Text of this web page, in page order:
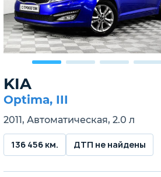
KIA
Optima, III
2011, Автоматическая, 2.0 л
136 456 км. ДТП не найдены